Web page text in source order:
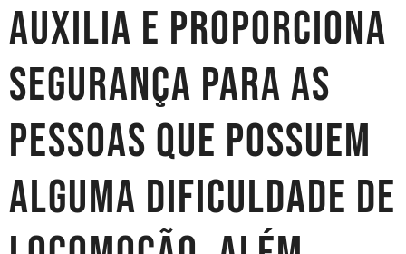
auxilia e proporciona
segurança para as
pessoas que possuem
alguma dificuldade de